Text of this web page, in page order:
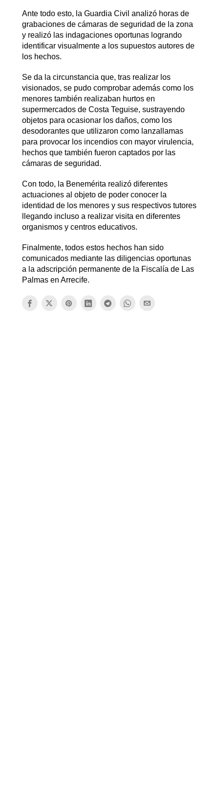
Ante todo esto, la Guardia Civil analizó horas de
grabaciones de cámaras de seguridad de la zona
y realizó las indagaciones oportunas logrando
identificar visualmente a los supuestos autores de
los hechos.
Se da la circunstancia que, tras realizar los
visionados, se pudo comprobar además como los
menores también realizaban hurtos en
supermercados de Costa Teguise, sustrayendo
objetos para ocasionar los daños, como los
desodorantes que utilizaron como lanzallamas
para provocar los incendios con mayor virulencia,
hechos que también fueron captados por las
cámaras de seguridad.
Con todo, la Benemérita realizó diferentes
actuaciones al objeto de poder conocer la
identidad de los menores y sus respectivos tutores
llegando incluso a realizar visita en diferentes
organismos y centros educativos.
Finalmente, todos estos hechos han sido
comunicados mediante las diligencias oportunas
a la adscripción permanente de la Fiscalía de Las
Palmas en Arrecife.